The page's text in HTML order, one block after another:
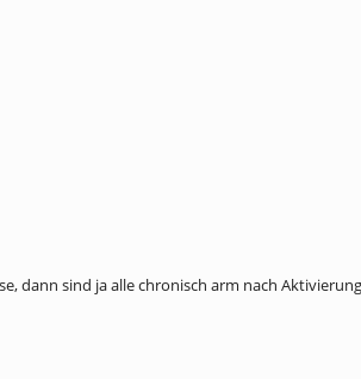
dann sind ja alle chronisch arm nach